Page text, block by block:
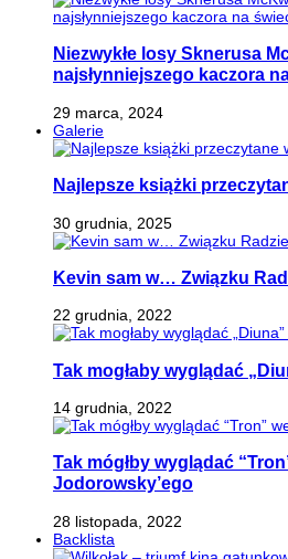
Niezwykłe losy Sknerusa
najsłynniejszego kaczora
29 marca, 2024
Galerie
Najlepsze książki
30 grudnia, 2025
Kevin sam w… Związku
22 grudnia, 2022
Tak mogłaby wyglądać
14 grudnia, 2022
Tak mógłby wyglądać
Jodorowsky’ego
28 listopada, 2022
Backlista